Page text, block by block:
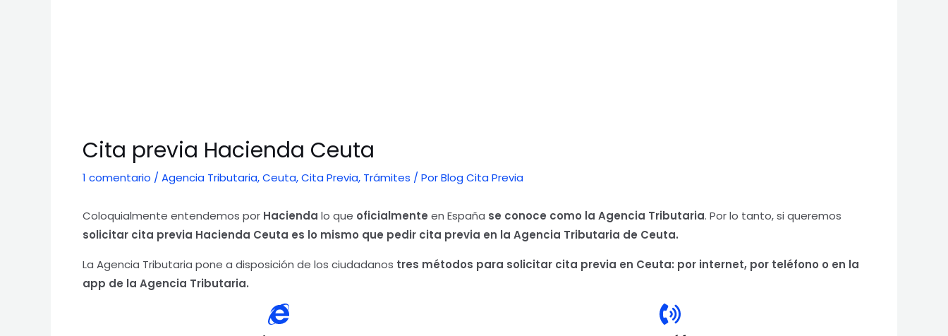
Cita previa Hacienda Ceuta
1 comentario / Agencia Tributaria,Ceuta,Cita Previa, Trámites / PorBlog Cita Previa
Coloquialmente entendemos por Hacienda lo que oficialmente en España se conoce como la Agencia Tributaria. Por lo tanto, si queremos
solicitar cita previa Hacienda Ceuta es lo mismo que pedir cita previa en la Agencia Tributaria de Ceuta.
La Agencia Tributaria pone a disposición de los ciudadanos tres métodos para solicitar cita previa en Ceuta: por internet, por teléfono o en la
app de la Agencia Tributaria.